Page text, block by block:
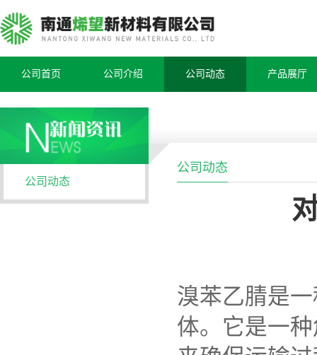
公司首页 公司介绍 公司动态 产品展厅
公司动态
公司动态
溴苯乙腈是
体。它是一